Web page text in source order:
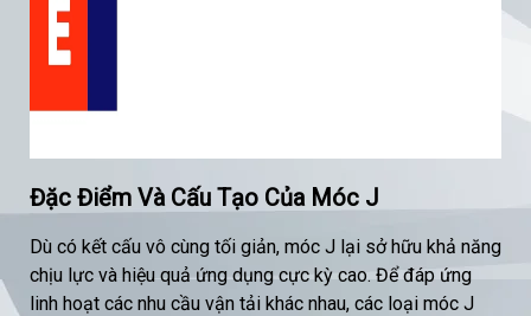
Đặc Điểm Và Cấu Tạo Của Móc J
Dù có kết cấu vô cùng tối giản, móc J lại sở hữu khả năng
chịu lực và hiệu quả ứng dụng cực kỳ cao. Để đáp ứng
linh hoạt các nhu cầu vận tải khác nhau, các loại móc J